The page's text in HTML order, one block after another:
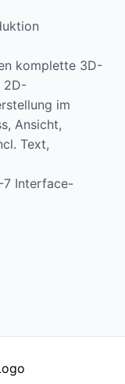
komplette 3D-
2D-
im
Ansicht,
Text,
7 Interface-